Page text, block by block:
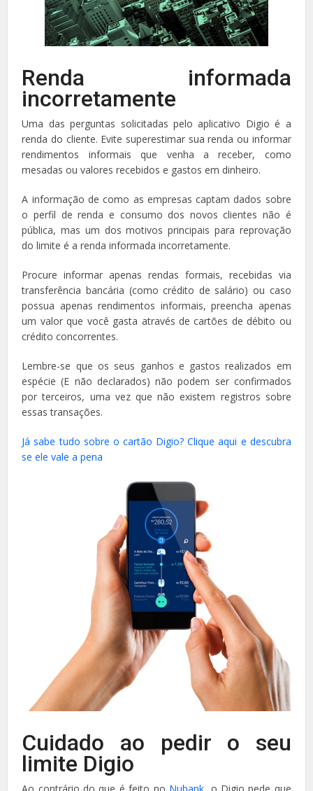
Renda informada
incorretamente
Uma das perguntas solicitadas pelo aplicativo Digio é a
renda do cliente. Evite superestimar sua renda ou informar
rendimentos informais que venha a receber, como
mesadas ou valores recebidos e gastos em dinheiro.
A informação de como as empresas captam dados sobre
o perfil de renda e consumo dos novos clientes não é
pública, mas um dos motivos principais para reprovação
do limite é a renda informada incorretamente.
Procure informar apenas rendas formais, recebidas via
transferência bancária (como crédito de salário) ou caso
possua apenas rendimentos informais, preencha apenas
um valor que você gasta através de cartões de débito ou
crédito concorrentes.
Lembre-se que os seus ganhos e gastos realizados em
espécie (E não declarados) não podem ser confirmados
por terceiros, uma vez que não existem registros sobre
essas transações.
Já sabe tudo sobre o cartão Digio? Clique aqui e descubra
se ele vale a pena
Cuidado ao pedir o seu
limite Digio
Ao contrário do que é feito no Nubank , o Digio pede que